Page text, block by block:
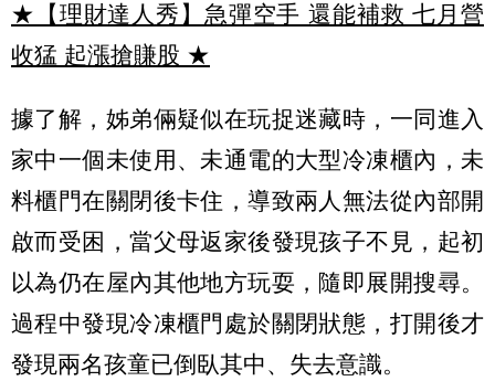
★【理財達人秀】急彈空手 還能補救 七月營
收猛 起漲搶賺股 ★
據了解，姊弟倆疑似在玩捉迷藏時，一同進入
家中一個未使用、未通電的大型冷凍櫃內，未
料櫃門在關閉後卡住，導致兩人無法從內部開
啟而受困，當父母返家後發現孩子不見，起初
以為仍在屋內其他地方玩耍，隨即展開搜尋。
過程中發現冷凍櫃門處於關閉狀態，打開後才
發現兩名孩童已倒臥其中、失去意識。